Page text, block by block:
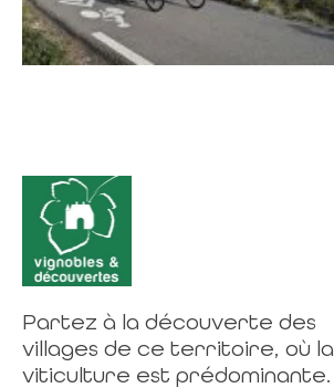
Partez à la découverte des
villages de ce territoire, où la
viticulture est prédominante.